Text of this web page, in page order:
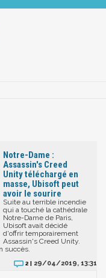
Notre-Dame :
Assassin's Creed
Unity téléchargé en
masse, Ubisoft peut
avoir le sourire
Suite au terrible incendie
qui a touché la cathédrale
Notre-Dame de Paris,
Ubisoft avait décidé
d'offrir temporairement
Assassin's Creed Unity.
succès.
2 | 29/04/2019, 13:31